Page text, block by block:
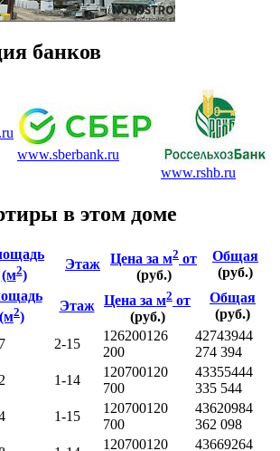
банков
www.sberbank.ru
www.rshb.ru
в этом доме
(м2)
Этаж Цена за м2 от
(руб.)
Общая
(руб.)
(м2)
Этаж Цена за м2 от
(руб.)
Общая
(руб.)
2-15
126200126
200
42743944
274 394
1-14
120700120
700
43355444
335 544
1-15
120700120
700
43620984
362 098
120700120
43669264